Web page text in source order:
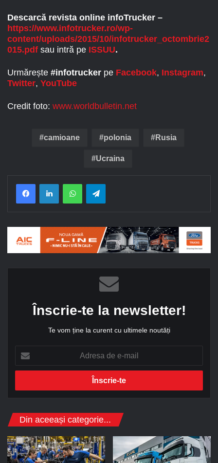
Descarcă revista online infoTrucker –
https://www.infotrucker.ro/wp-
content/uploads/2015/10/infotrucker_octombrie2
015.pdf sau intră pe ISSUU.
Urmărește #infotrucker pe Facebook, Instagram,
Twitter, YouTube
Credit foto: www.worldbulletin.net
camioane polonia Rusia
Ucraina
Înscrie-te la newsletter!
Te vom ține la curent cu ultimele noutăți
r
s
d
-
m
Din aceeași categorie...